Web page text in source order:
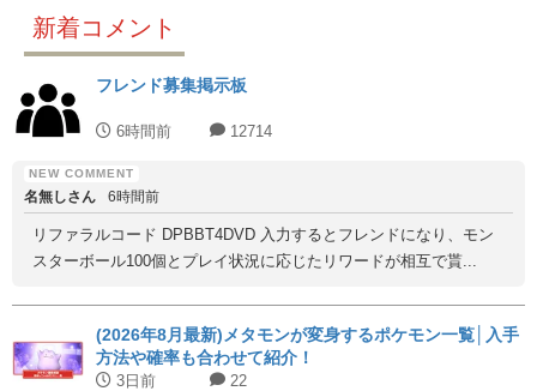
新着コメント
フレンド募集掲示板
6時間前 12714
名無しさん 6時間前
リファラルコード DPBBT4DVD 入力するとフレンドになり、モン
スターボール100個とプレイ状況に応じたリワードが相互で貰...
(2026年8月最新)メタモンが変身するポケモン一覧│入手
方法や確率も合わせて紹介！
3日前 22